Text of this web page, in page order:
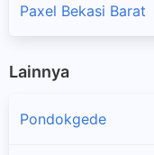
Paxel Bekasi Barat
Lainnya
Pondokgede